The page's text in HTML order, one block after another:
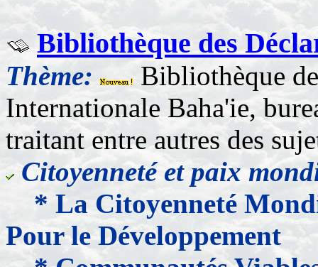
Bibliothèque des
Thème:
Bibliothèque
Internationale Baha'ie,
traitant entre autres des
Citoyenneté et paix
* La Citoyenneté
Pour le Développement